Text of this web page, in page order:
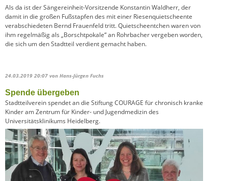
Als da ist der Sängereinheit-Vorsitzende Konstantin Waldherr, der
damit in die großen Fußstapfen des mit einer Riesenquietscheente
verabschiedeten Bernd Frauenfeld tritt. Quietscheentchen waren von
ihm regelmäßig als „Borschtpokale“ an Rohrbacher vergeben worden,
die sich um den Stadtteil verdient gemacht haben.
24.03.2019 20:07 von Hans-Jürgen Fuchs
Spende übergeben
Stadtteilverein spendet an die Stiftung COURAGE für chronisch kranke
Kinder am Zentrum für Kinder- und Jugendmedizin des
Universitätsklinikums Heidelberg.